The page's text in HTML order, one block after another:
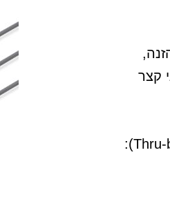
קצר
מצב הפעלה וטווח חישה מרבי: קרן חוצה (Thru-beam):